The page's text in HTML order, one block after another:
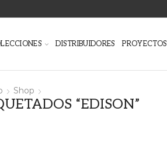
DISTRIBUIDORES PROYECTOS
Shop
“EDISON”